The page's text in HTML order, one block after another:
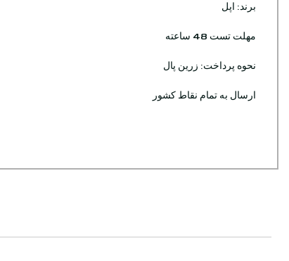
برند: اپل
مهلت تست 48 ساعته
نحوه پرداخت: زرین پال
ارسال به تمام نقاط کشور